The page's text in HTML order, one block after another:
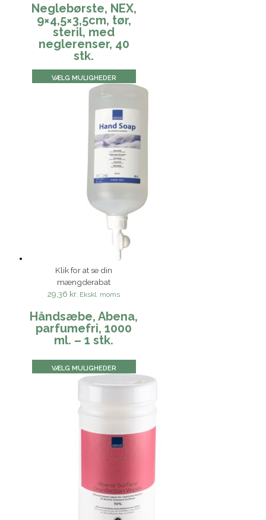
Neglebørste, NEX,
9×4,5×3,5cm, tør,
steril, med
neglerenser, 40
stk.
VÆLG MULIGHEDER
Klik for at se din
mængderabat
29,36 kr. Ekskl. moms
Håndsæbe, Abena,
parfumefri, 1000
ml. – 1 stk.
VÆLG MULIGHEDER